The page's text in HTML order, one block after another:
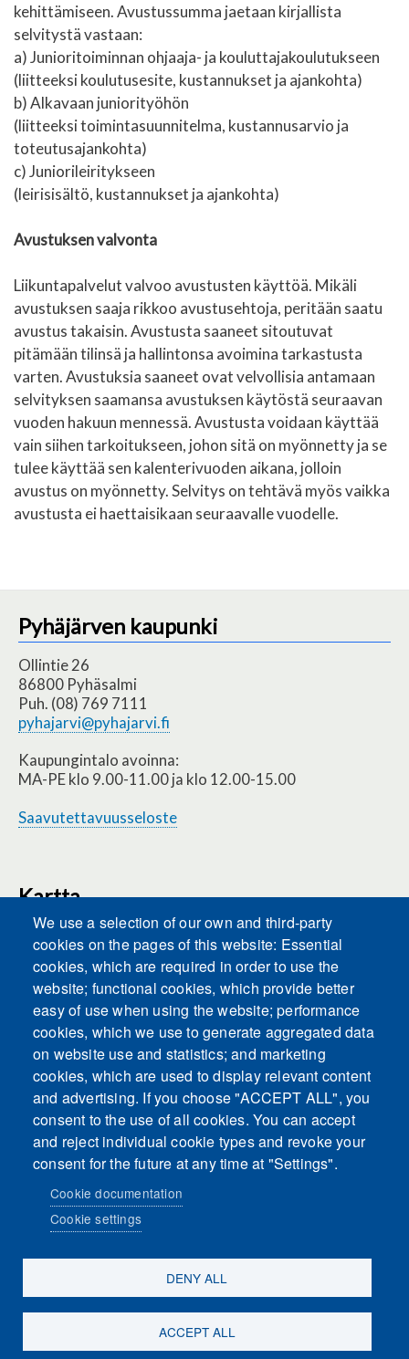
kehittämiseen. Avustussumma jaetaan kirjallista
selvitystä vastaan:
a) Junioritoiminnan ohjaaja- ja kouluttajakoulutukseen
(liitteeksi koulutusesite, kustannukset ja ajankohta)
b) Alkavaan juniorityöhön
(liitteeksi toimintasuunnitelma, kustannusarvio ja
toteutusajankohta)
c) Juniorileiritykseen
(leirisisältö, kustannukset ja ajankohta)
Avustuksen valvonta
Liikuntapalvelut valvoo avustusten käyttöä. Mikäli
avustuksen saaja rikkoo avustusehtoja, peritään saatu
avustus takaisin. Avustusta saaneet sitoutuvat
pitämään tilinsä ja hallintonsa avoimina tarkastusta
varten. Avustuksia saaneet ovat velvollisia antamaan
selvityksen saamansa avustuksen käytöstä seuraavan
vuoden hakuun mennessä. Avustusta voidaan käyttää
vain siihen tarkoitukseen, johon sitä on myönnetty ja se
tulee käyttää sen kalenterivuoden aikana, jolloin
avustus on myönnetty. Selvitys on tehtävä myös vaikka
avustusta ei haettaisikaan seuraavalle vuodelle.
Pyhäjärven kaupunki
Ollintie 26
86800 Pyhäsalmi
Puh. (08) 769 7111
pyhajarvi@pyhajarvi.fi
Kaupungintalo avoinna:
MA-PE klo 9.00-11.00 ja klo 12.00-15.00
Saavutettavuusseloste
Kartta
This content is blocked because Embeds
cookies have not been accepted.
ACCEPT ALL COOKIES
Only accept Embeds cookies
Sosiaalinen media
Evästeasetukset
We use a selection of our own and third-party
cookies on the pages of this website: Essential
cookies, which are required in order to use the
website; functional cookies, which provide better
easy of use when using the website; performance
cookies, which we use to generate aggregated data
on website use and statistics; and marketing
cookies, which are used to display relevant content
and advertising. If you choose "ACCEPT ALL", you
consent to the use of all cookies. You can accept
and reject individual cookie types and revoke your
consent for the future at any time at "Settings".
Cookie documentation
Cookie settings
DENY ALL
ACCEPT ALL